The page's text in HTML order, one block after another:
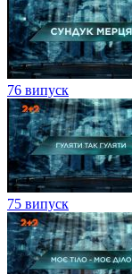
76 випуск
75 випуск